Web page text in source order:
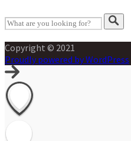
Copyright © 2021
Proudly powered by WordPress